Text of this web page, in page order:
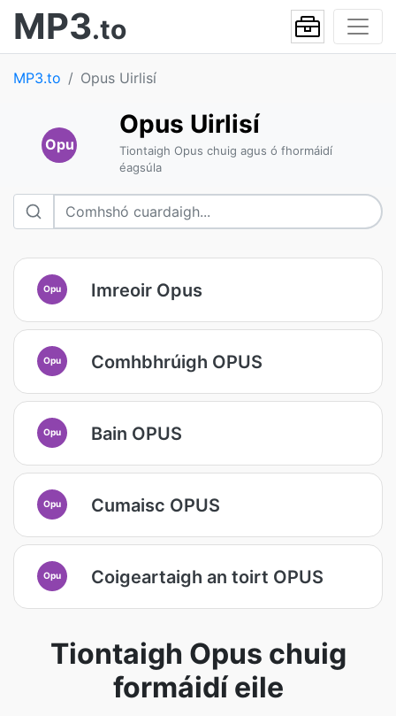
MP3.to
MP3.to Opus Uirlisí
Opu
Opus Uirlisí
Tiontaigh Opus chuig agus ó fhormáidí
éagsúla
Opu Imreoir Opus
Opu Comhbhrúigh OPUS
Opu Bain OPUS
Opu Cumaisc OPUS
Opu Coigeartaigh an toirt OPUS
Tiontaigh Opus chuig
formáidí eile